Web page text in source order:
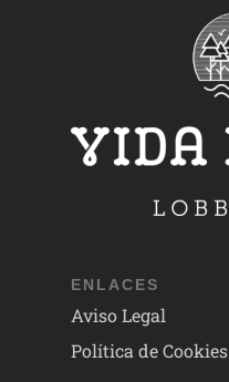
ENLACES
Aviso Legal
Política de Cookies